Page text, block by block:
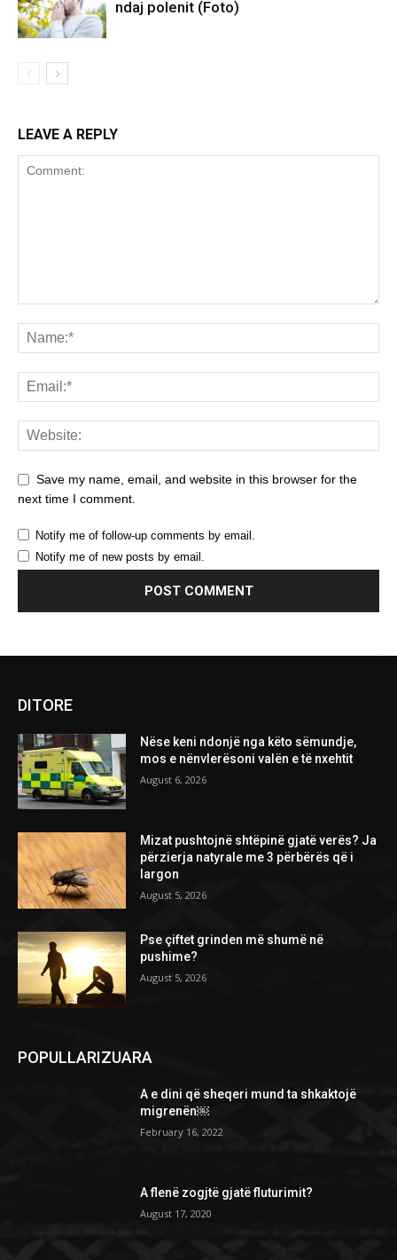
ndaj polenit (Foto)
LEAVE A REPLY
Save my name, email, and website in this browser for the
next time I comment.
Notify me of follow-up comments by email.
Notify me of new posts by email.
DITORE
Nëse keni ndonjë nga këto sëmundje,
mos e nënvlerësoni valën e të nxehtit
August 6, 2026
Mizat pushtojnë shtëpinë gjatë verës? Ja
përzierja natyrale me 3 përbërës që i
largon
August 5, 2026
Pse çiftet grinden më shumë në
pushime?
August 5, 2026
POPULLARIZUARA
A e dini që sheqeri mund ta shkaktojë
migrenën￼
February 16, 2022
A flenë zogjtë gjatë fluturimit?
August 17, 2020